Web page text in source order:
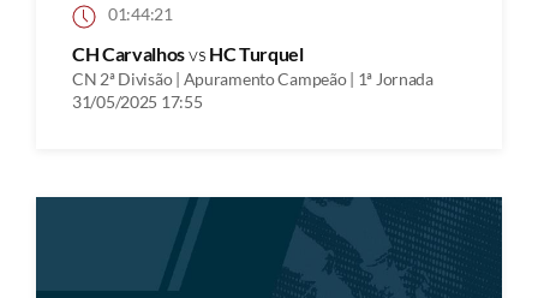
01:44:21
CH Carvalhosvs HC Turquel
CN 2ª Divisão | Apuramento Campeão | 1ª Jornada
31/05/2025 17:55